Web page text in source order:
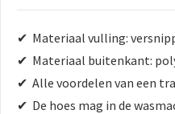
✔ Materiaal vulling:
✔ Materiaal buitenkant:
✔ Alle voordelen van een
✔ De hoes mag in de